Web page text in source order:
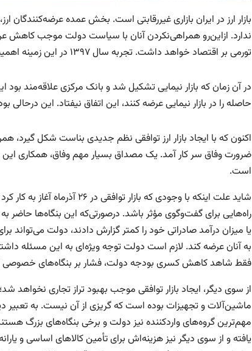
بازار ارز در ایران بازاری غیررقابتی است. بخش عمده
ندارد. ازاین‌رو همراهی‌نکردن آنان با سیاست دولت موجب کاهش
تورمی بر اقتصاد خواهد داشت. تجربه سال ۱۳۹۷ در این زمینه اهمیت فوق‌العاده‌ای باید برای سیاست‌گذار داشته باشد.
در آن زمان که بازار نیمایی تشکیل شد و بانک مرکزی علاقه‌مند بود
حاصله را در بازار نیمایی عرضه کنند، این اتفاق نیفتاد.‌ این
اکنون که با ایجاد بازار ارز توافقی‌ نظم جدیدی بناست شکل گیرد،
ضرورت وفاق‌ سر کار آمد. یک مصداق بسیار مهم وفاق، همکاری این
است.
شاید علت اینکه با وجودی که
راه‌هایی برای گفت‌وگوی مؤثر باشد. درصورتی‌که این بنگاه‌ها حاضر
یا میزان درآمد صادراتی خود را کمتر گزارش دادند، دولت می‌تواند
به آنان عرضه کند. لازم است دولت توجه ویژه‌ای به این مسئله
فقط شاهد کاهش کسری بودجه دولت، فشار بر بنگاه‌های
ماشین‌آلات و تجهیزات بوده است که گریزی از آن نیست. به تعبیر
مهم‌ترین گروه‌های واردکننده نیز دولت و برخی بنگاه‌های بزرگ
یافته و از سوی دیگر نیز هزینه‌اش برای تأمین کالاهای اساسی و